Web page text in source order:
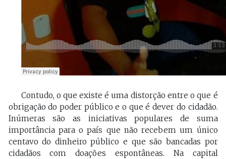
Contudo, o que existe é uma distorção entre o que é
obrigação do poder público e o que é dever do cidadão.
Inúmeras são as iniciativas populares de suma
importância para o país que não recebem um único
centavo do dinheiro público e que são bancadas por
cidadãos com doações espontâneas. Na capital